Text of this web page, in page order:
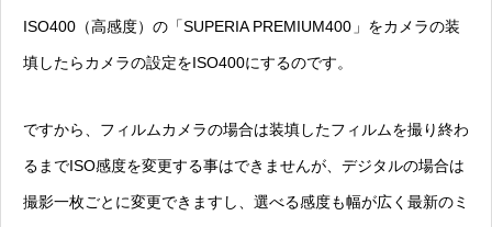
ISO400（高感度）の「SUPERIA PREMIUM400 」をカメラの装
填したらカメラの設定をISO400にするのです。
ですから、 フィルムカメラの場合は装填したフィルムを撮り終わ
るまでISO感度を変更する事はできませんが、デジタルの場合は
撮影一枚ごとに変更できますし、選べる感度も幅が広く最新のミ